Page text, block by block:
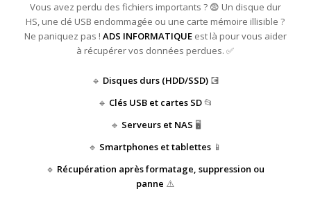
Vous avez perdu des fichiers importants ? 😨 Un disque dur
HS, une clé USB endommagée ou une carte mémoire illisible ?
Ne paniquez pas ! ADS INFORMATIQUEest là pour vous aider
à récupérer vos données perdues. ✅
🔹 Disques durs (HDD/SSD)💽
🔹 Clés USB et cartes SD📂
🔹 Serveurs et NAS 🖥️
🔹 Smartphones et tablettes 📱
🔹 Récupération après formatage, suppression ou
panne ⚠️